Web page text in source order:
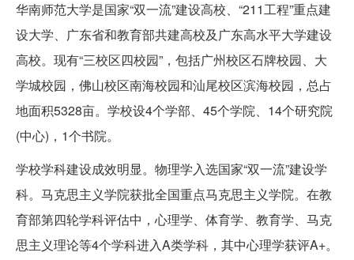
华南师范大学是国家“双一流”建设高校、“211工程”重点建
设大学、广东省和教育部共建高校及广东高水平大学建设
高校。现有“三校区四校园”，包括广州校区石牌校园、大
学城校园，佛山校区南海校园和汕尾校区滨海校园，总占
地面积5328亩。学校设4个学部、45个学院、14个研究院
(中心)，1个书院。
学校学科建设成效明显。物理学入选国家“双一流”建设学
科。马克思主义学院获批全国重点马克思主义学院。在教
育部第四轮学科评估中，心理学、体育学、教育学、马克
思主义理论等4个学科进入A类学科，其中心理学获评A+。